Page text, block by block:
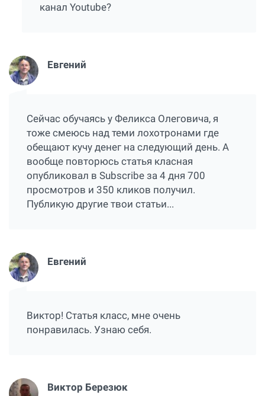
канал Youtube?
Евгений
Сейчас обучаясь у Феликса Олеговича, я
тоже смеюсь над теми лохотронами где
обещают кучу денег на следующий день. А
вообще повторюсь статья класная
опубликовал в Subscribe за 4 дня 700
просмотров и 350 кликов получил.
Публикую другие твои статьи...
Евгений
Виктор! Статья класс, мне очень
понравилась. Узнаю себя.
Виктор Березюк